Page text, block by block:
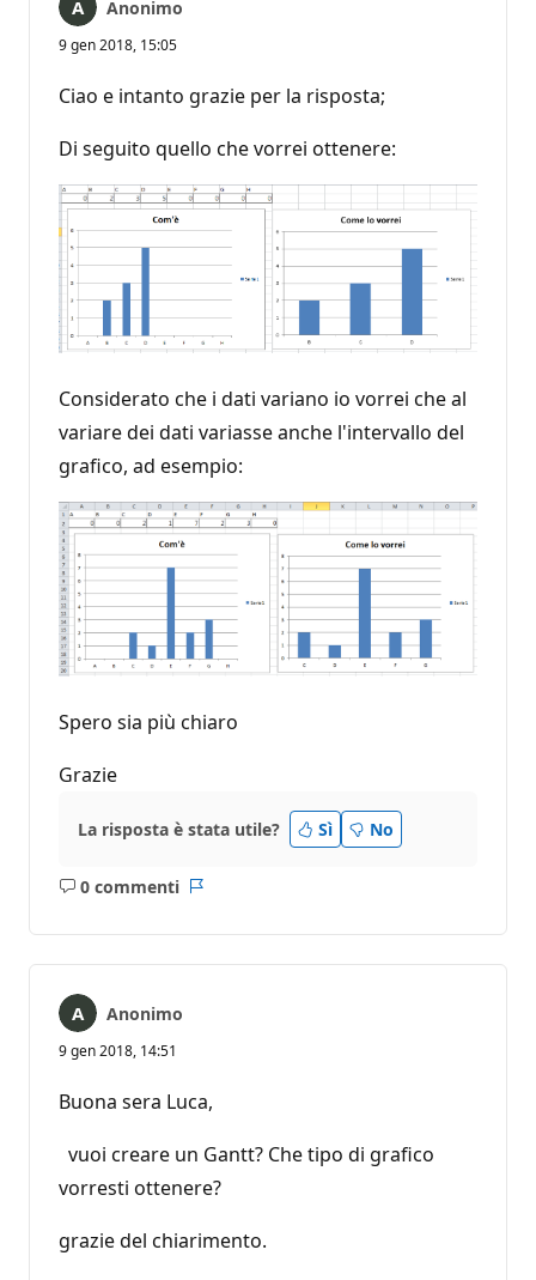
Anonimo
9 gen 2018, 15:05
Ciao e intanto grazie per la risposta;
Di seguito quello che vorrei ottenere:
Considerato che i dati variano io vorrei che al
variare dei dati variasse anche l'intervallo del
grafico, ad esempio:
Spero sia più chiaro
Grazie
La risposta è stata utile? Sì No
0 commenti
Nessun
Anonimo
9 gen 2018, 14:51
Buona sera Luca,
vuoi creare un Gantt? Che tipo di grafico
vorresti ottenere?
grazie del chiarimento.